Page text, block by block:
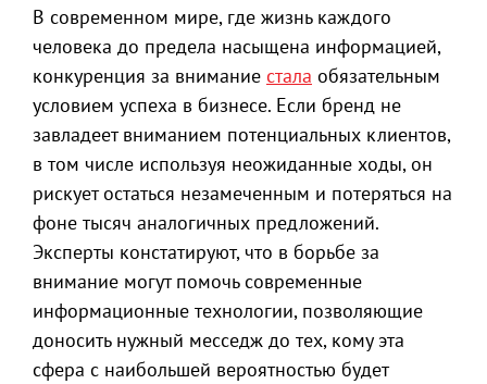
В современном мире, где жизнь каждого
человека до предела насыщена информацией,
конкуренция за внимание стала обязательным
условием успеха в бизнесе. Если бренд не
завладеет вниманием потенциальных клиентов,
в том числе используя неожиданные ходы, он
рискует остаться незамеченным и потеряться на
фоне тысяч аналогичных предложений.
Эксперты констатируют, что в борьбе за
внимание могут помочь современные
информационные технологии, позволяющие
доносить нужный месседж до тех, кому эта
сфера с наибольшей вероятностью будет